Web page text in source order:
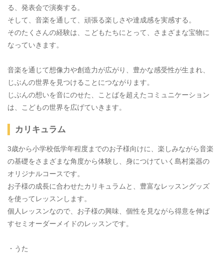
る、発表会で演奏する。
そして、音楽を通して、頑張る楽しさや達成感を実感する。
そのたくさんの経験は、こどもたちにとって、さまざまな宝物に
なっていきます。
音楽を通じて想像力や創造力が広がり、豊かな感受性が生まれ、
じぶんの世界を見つけることにつながります。
じぶんの想いを音にのせた、ことばを超えたコミュニケーション
は、こどもの世界を広げていきます。
カリキュラム
3歳から小学校低学年程度までのお子様向けに、楽しみながら音楽
の基礎をさまざまな角度から体験し、身につけていく島村楽器の
オリジナルコースです。
お子様の成長に合わせたカリキュラムと、豊富なレッスングッズ
を使ってレッスンします。
個人レッスンなので、お子様の興味、個性を見ながら得意を伸ば
すセミオーダーメイドのレッスンです。
・うた